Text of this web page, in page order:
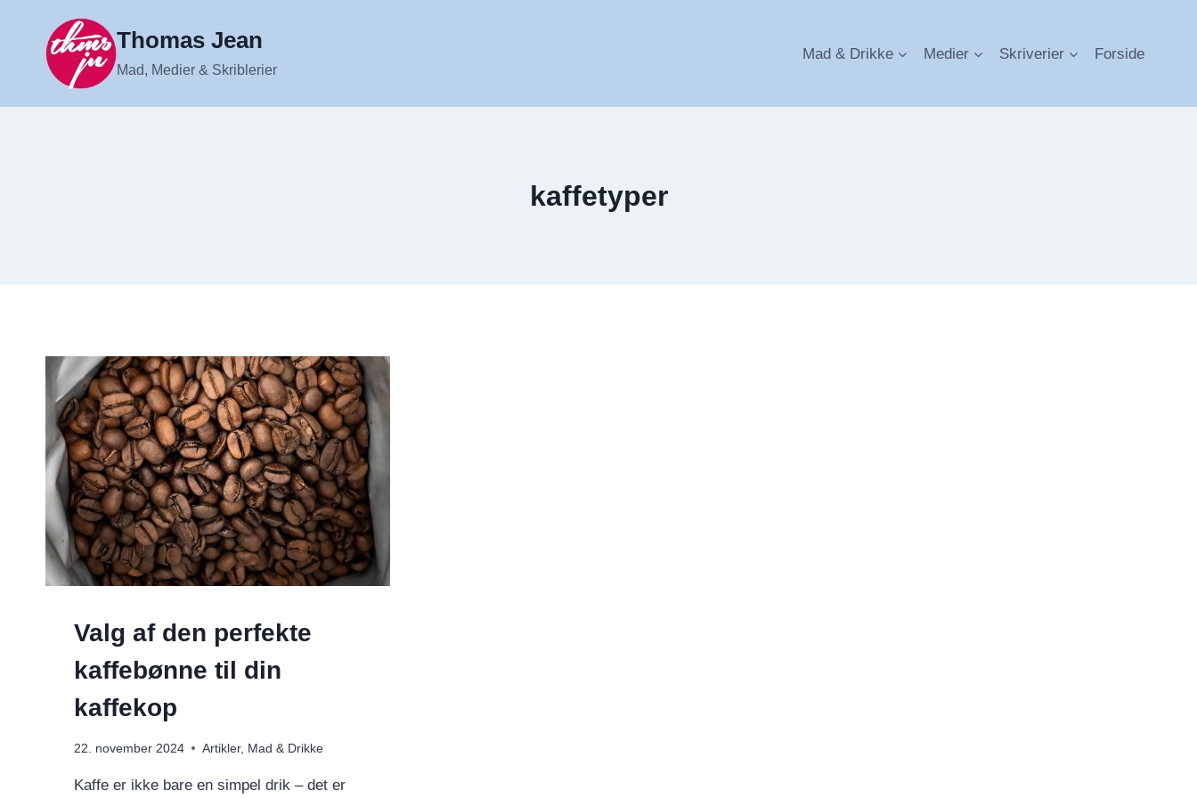
indhold
Thomas Jean
Mad, Medier & Skriblerier
Mad & Drikke Medier Skriverier Forside
kaffetyper
Valg af den perfekte
kaffebønne til din
kaffekop
22. november 2024 Artikler, Mad & Drikke
Kaffe er ikke bare en simpel drik – det er